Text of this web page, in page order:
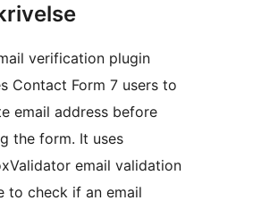
verification plugin
Contact Form 7 users to
email address before
the form. It uses
email validation
to check if an email